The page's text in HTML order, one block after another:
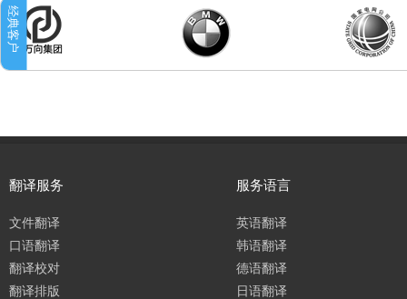
翻译服务
文件翻译
口语翻译
翻译校对
翻译排版
服务语言
英语翻译
韩语翻译
德语翻译
日语翻译